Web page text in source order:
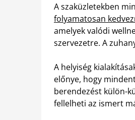
A szaküzletekben
folyamatosan
amelyek valódi
szervezetre. A
A helyiség
előnye, hogy
berendezést külön-
fellelheti az ismert